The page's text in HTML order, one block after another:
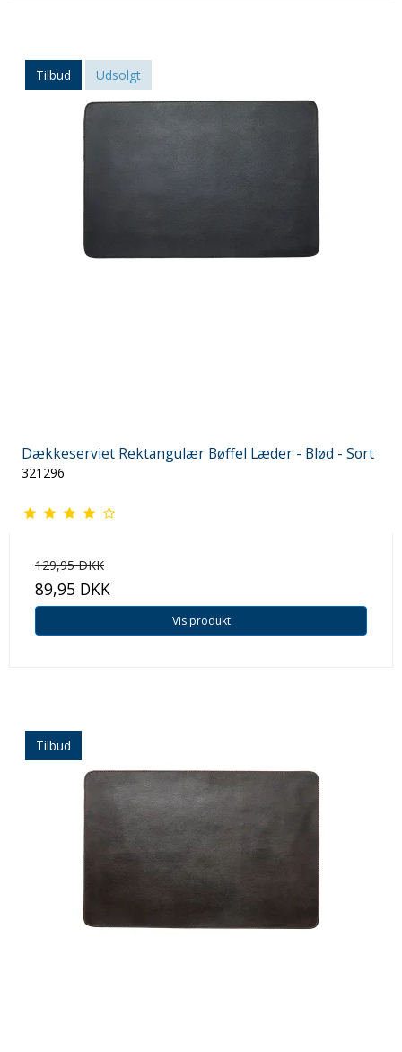
Tilbud Udsolgt
Dækkeserviet Rektangulær Bøffel Læder - Blød - Sort
321296
129,95 DKK
89,95 DKK
Vis produkt
Tilbud